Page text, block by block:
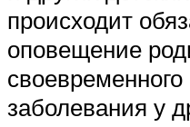
происходит
оповещение
заболевания у